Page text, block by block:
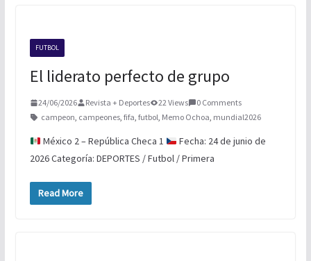
FUTBOL
El liderato perfecto de grupo
24/06/2026 Revista + Deportes 22 Views
0 Comments
campeon, campeones, fifa, futbol, Memo Ochoa, mundial2026
México 2 – República Checa 1
Fecha: 24 de junio de
2026 Categoría: DEPORTES / Futbol / Primera
Read More